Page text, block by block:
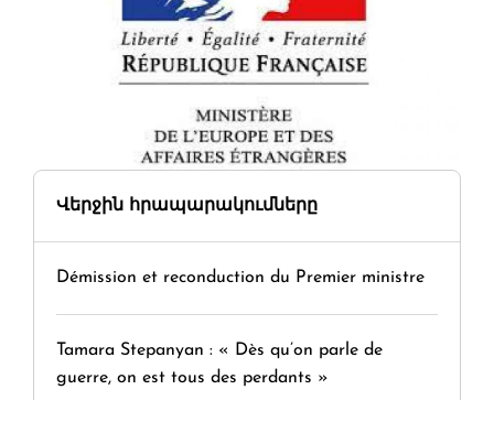
Վերջին հրապարակումները
Démission et reconduction du Premier ministre
Tamara Stepanyan : « Dès qu’on parle de
guerre, on est tous des perdants »